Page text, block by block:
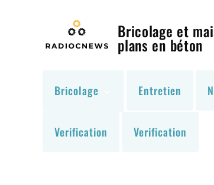
Bricolage et
plans en béton
Bricolage Entretien
Verification Verification